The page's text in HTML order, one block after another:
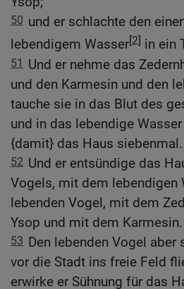
50 und er schlachte den
lebendigem Wasser[2] in ein
51 Und er nehme das
und den Karmesin und den
tauche sie in das Blut des
und in das lebendige
{damit} das Haus siebenmal.
52 Und er entsündige das
Vogels, mit dem lebendigen
lebenden Vogel, mit dem
Ysop und mit dem Karmesin.
53 Den lebenden Vogel aber
vor die Stadt ins freie Feld
erwirke er Sühnung für das